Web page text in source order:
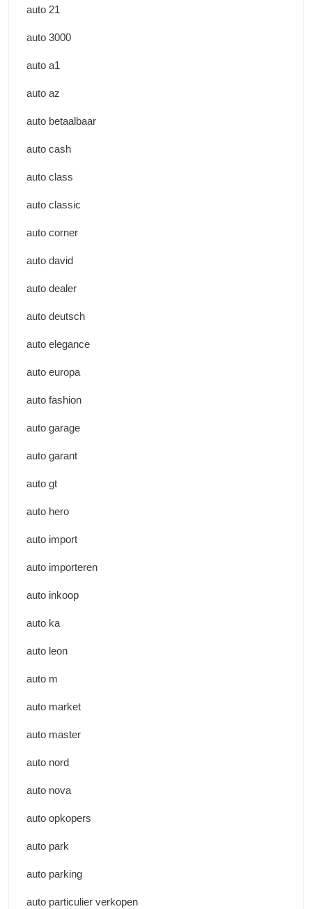
auto 21
auto 3000
auto a1
auto az
auto betaalbaar
auto cash
auto class
auto classic
auto corner
auto david
auto dealer
auto deutsch
auto elegance
auto europa
auto fashion
auto garage
auto garant
auto gt
auto hero
auto import
auto importeren
auto inkoop
auto ka
auto leon
auto m
auto market
auto master
auto nord
auto nova
auto opkopers
auto park
auto parking
auto particulier verkopen